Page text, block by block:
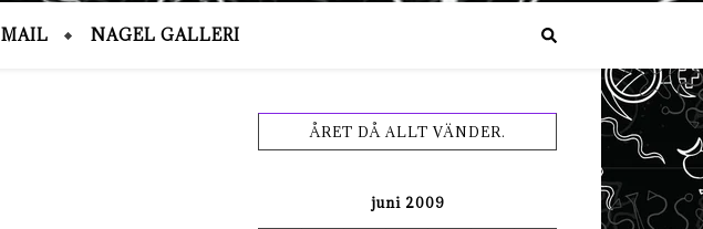
MAIL NAGEL GALLERI
ÅRET DÅ ALLT VÄNDER.
juni 2009